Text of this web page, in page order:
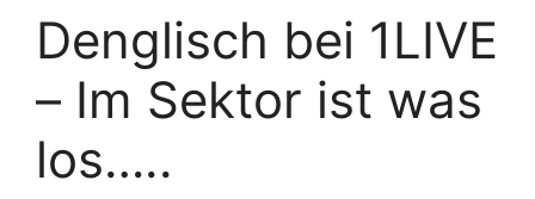
Denglisch bei 1LIVE
– Im Sektor ist was
los…..